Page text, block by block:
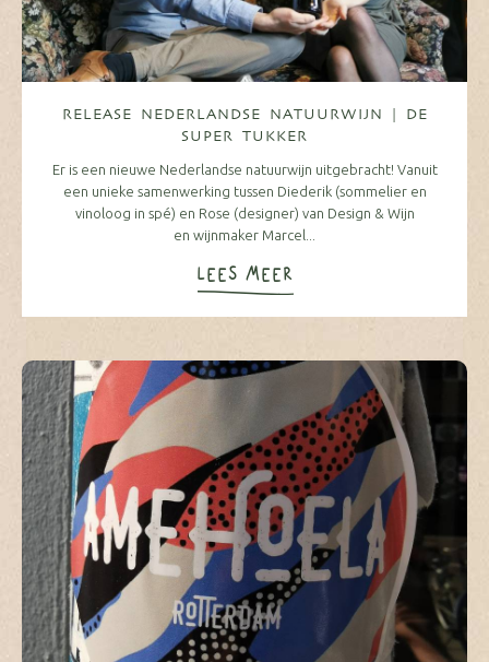
RELEASE NEDERLANDSE NATUURWIJN | DE
SUPER TUKKER
Er is een nieuwe Nederlandse natuurwijn uitgebracht! Vanuit
een unieke samenwerking tussen Diederik (sommelier en
vinoloog in spé) en Rose (designer) van Design & Wijn
en wijnmaker Marcel...
LEES MEER